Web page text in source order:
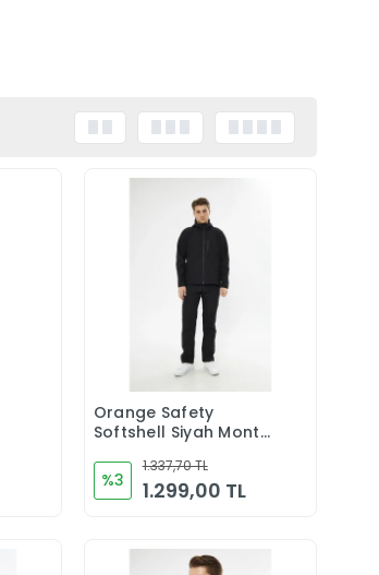
Sepete Ekle
Orange Safety
Softshell Siyah Mont
%3
1.337,70 TL
1.299,00 TL